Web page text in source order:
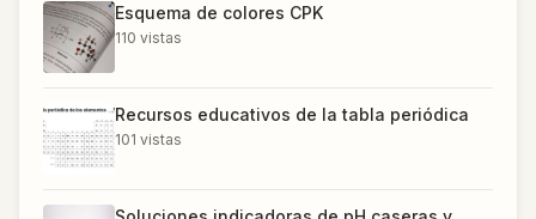
Esquema de colores CPK
110 vistas
Recursos educativos de la tabla periódica
101 vistas